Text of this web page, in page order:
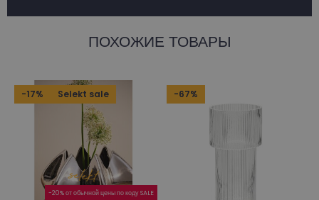
ПОХОЖИЕ ТОВАРЫ
-17% Selekt sale
-20% от обычной цены по коду SALE
-67%